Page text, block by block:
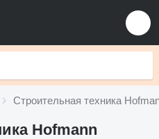
Строительная техника
Hofmann